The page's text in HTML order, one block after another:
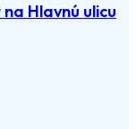
Hlavnú ulicu